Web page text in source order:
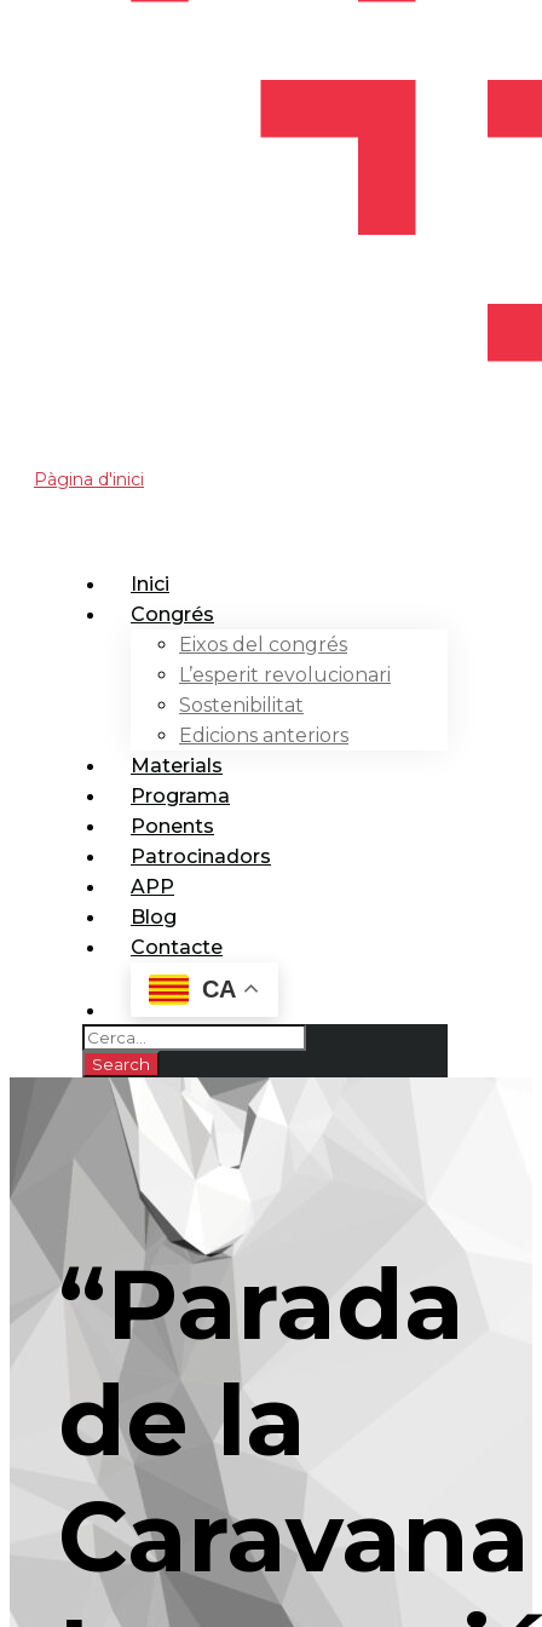
Pàgina d'inici
Inici
Congrés
Eixos del congrés
L’esperit revolucionari
Sostenibilitat
Edicions anteriors
Materials
Programa
Ponents
Patrocinadors
APP
Blog
Contacte
CA
“Parada
de la
Caravana